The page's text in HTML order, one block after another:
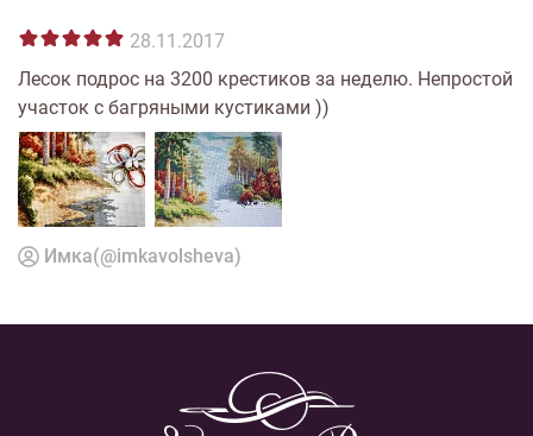
28.11.2017
Лесок подрос на 3200 крестиков за неделю. Непростой
участок с багряными кустиками ))
Имка(@imkavolsheva)